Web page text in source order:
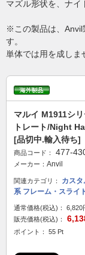
マズル形状を、ナイ
※この製品は、Anvil
す。
単体では用を成しま
マルイ M1911シ
トレート/Night
[品切中.輸入待ち]
商品コード： 477-
メーカー： Anvil
関連カテゴリ： カスタ
系 フレーム・スライ
通常価格(税込)：
6,820
販売価格(税込)：
ポイント： 55 Pt